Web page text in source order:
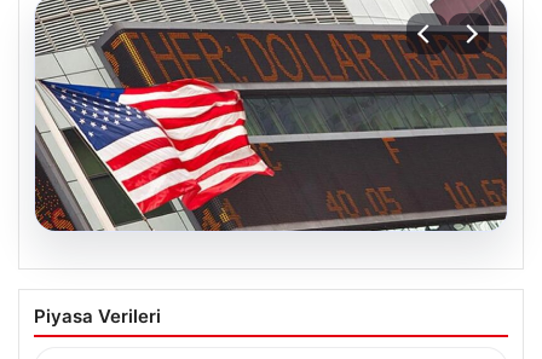
04.08.2026
FED faiz kararı ne zaman açıklanacak?
Nisan ayı faiz beklentisi belli oldu
Piyasa Verileri